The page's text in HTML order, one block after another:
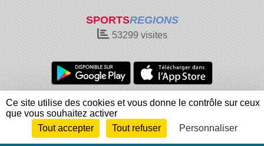
SPORTSREGIONS
53299 visites
Charte cookies
Gestion des cookies
Informations légales
Signaler un contenu inapproprié
Envie de participer ?
Connexion
Ce site utilise des cookies et vous donne le contrôle sur ceux
que vous souhaitez activer
Tout accepter
Tout refuser Personnaliser